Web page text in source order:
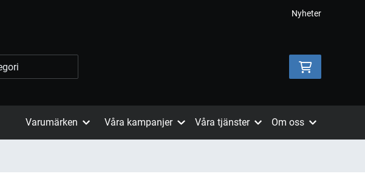
Nyheter
Varumärken Våra kampanjer Våra tjänster Om oss